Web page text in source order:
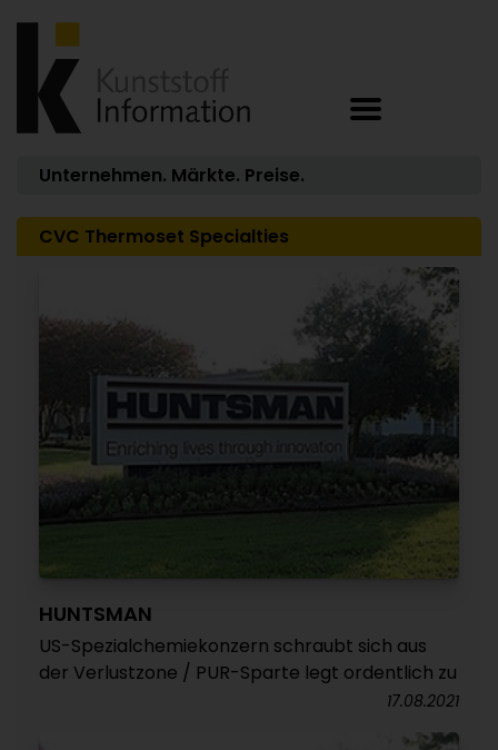
Unternehmen. Märkte. Preise.
CVC Thermoset Specialties
HUNTSMAN
US-Spezialchemiekonzern schraubt sich aus
der Verlustzone / PUR-Sparte legt ordentlich zu
17.08.2021